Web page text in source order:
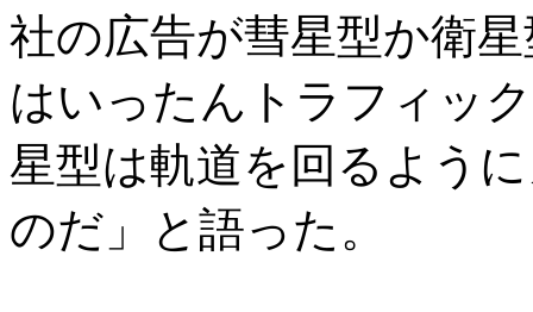
社の広告が彗星型か衛
はいったんトラフィッ
星型は軌道を回るよう
のだ」と語った。